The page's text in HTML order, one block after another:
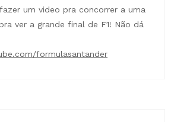
um video pra concorrer a uma
ver a grande final de F1! Não dá
formulasantander